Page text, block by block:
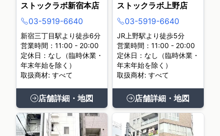
ストックラボ新宿本店
03-5919-6640
新宿三丁目駅より徒歩6分
営業時間：11:00 - 20:00
定休日：なし（臨時休業・
年末年始を除く）
取扱商材: すべて
店舗詳細・地図
ストックラボ上野店
03-5919-6640
JR上野駅より徒歩5分
営業時間：11:00 - 20:00
定休日：なし（臨時休業・
年末年始を除く）
取扱商材: すべて
店舗詳細・地図